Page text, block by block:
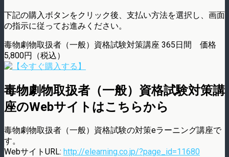
下記の購入ボタンをクリック後、支払い方法を選択し、画面
の指示に従ってお進みください。
毒物劇物取扱者（一般）資格試験対策講座 365日間 価格
5,800円（税込）
毒物劇物取扱者（一般）資格試験対策講
座のWebサイトはこちらから
毒物劇物取扱者（一般）資格試験の対策eラーニング講座で
す。
WebサイトURL: http://elearning.co.jp/?page_id=11680